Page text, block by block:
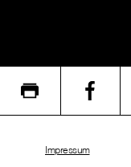
Impressum